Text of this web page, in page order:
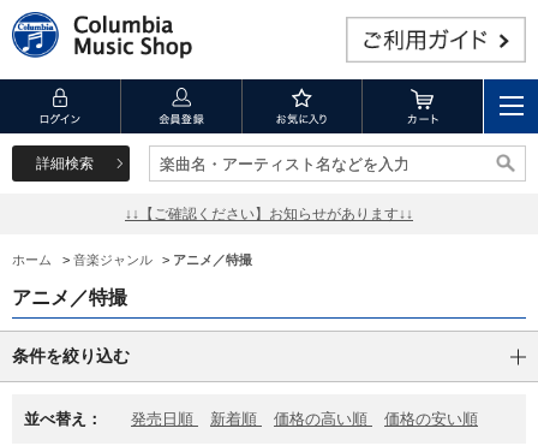
詳細検索 楽曲名・アーティスト名などを入力
楽曲名・アーティスト名などを入力
↓↓【ご確認ください】お知らせがあります↓↓
ホーム > 音楽ジャンル > アニメ／特撮
アニメ／特撮
条件を絞り込む
並べ替え： 発売日順 新着順 価格の高い順 価格の安い順